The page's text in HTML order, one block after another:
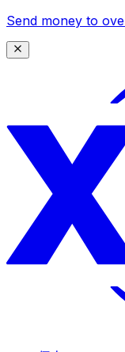
Send money to